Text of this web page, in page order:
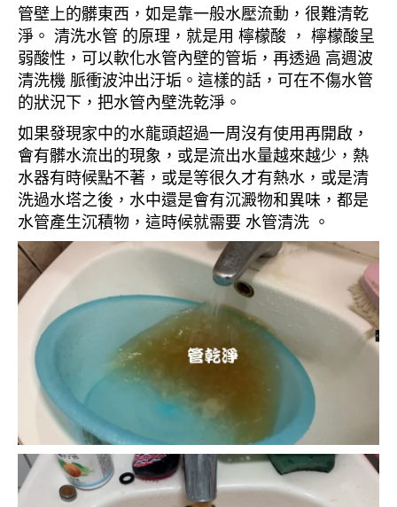
管壁上的髒東西，如是靠一般水壓流動，很難清乾
淨。 清洗水管 的原理，就是用 檸檬酸 ， 檸檬酸呈
弱酸性，可以軟化水管內壁的管垢，再透過 高週波
清洗機 脈衝波沖出汙垢。這樣的話，可在不傷水管
的狀況下，把水管內壁洗乾淨。
如果發現家中的水龍頭超過一周沒有使用再開啟，
會有髒水流出的現象，或是流出水量越來越少，熱
水器有時候點不著，或是等很久才有熱水，或是清
洗過水塔之後，水中還是會有沉澱物和異味，都是
水管產生沉積物，這時候就需要 水管清洗 。